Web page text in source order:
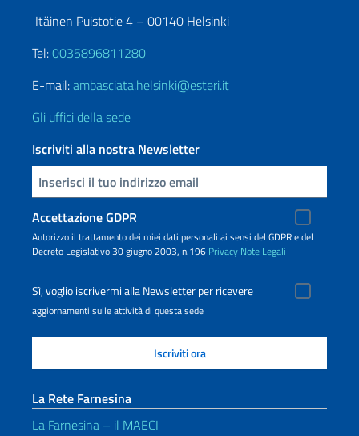
Itäinen Puistotie 4 – 00140 Helsinki
Tel:0035896811280
E-mail:ambasciata.helsinki@esteri.it
Gli uffici della sede
Iscriviti alla nostra Newsletter
Inserisci la tua email
Accettazione GDPR
Autorizzo il trattamento dei miei dati personali ai sensi del GDPR e del
Decreto Legislativo 30 giugno 2003, n.196 Privacy Note Legali
Sì, voglio iscrivermi alla Newsletter per ricevere
aggiornamenti sulle attività di questa sede
La Rete Farnesina
La Farnesina – il MAECI